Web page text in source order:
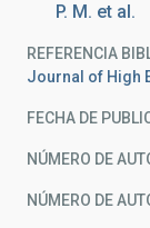
P. M. et al.
REFERENCIA
Journal of High
FECHA DE
NÚMERO DE
NÚMERO DE